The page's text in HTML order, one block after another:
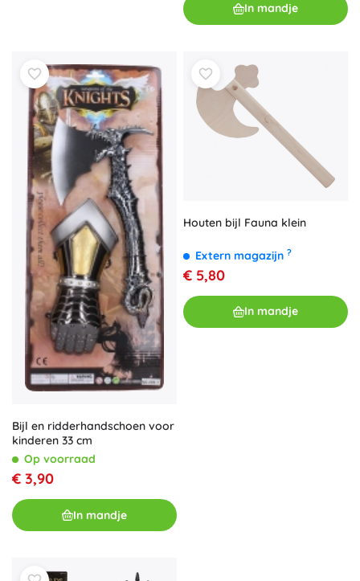
In mandje
Bijl en ridderhandschoen voor
kinderen 33 cm
Op voorraad
€ 3,90
In mandje
Houten bijl Fauna klein
Extern magazijn ?
€ 5,80
In mandje